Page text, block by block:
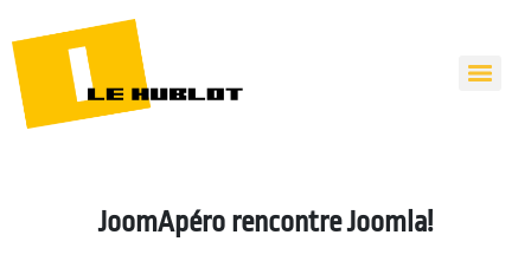
JoomApéro rencontre Joomla!